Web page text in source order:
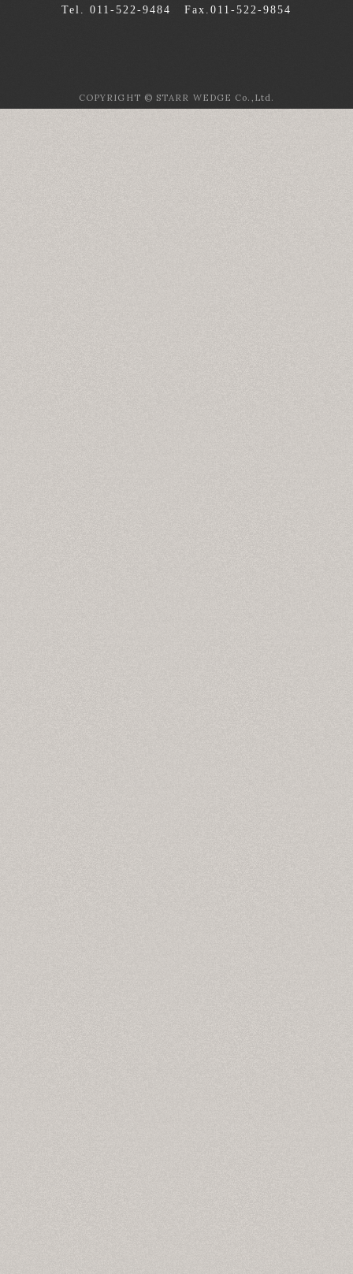
Tel. 011-522-9484 Fax.011-522-9854
COPYRIGHT © STARR WEDGE Co.,Ltd.